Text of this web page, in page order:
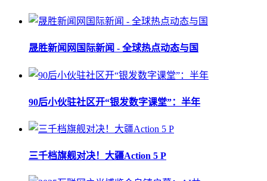
晟胜新闻网国际新闻 - 全球热点动态与国
90后小伙驻社区开“银发数字课堂”：半年
三千档旗舰对决！大疆Action 5 P